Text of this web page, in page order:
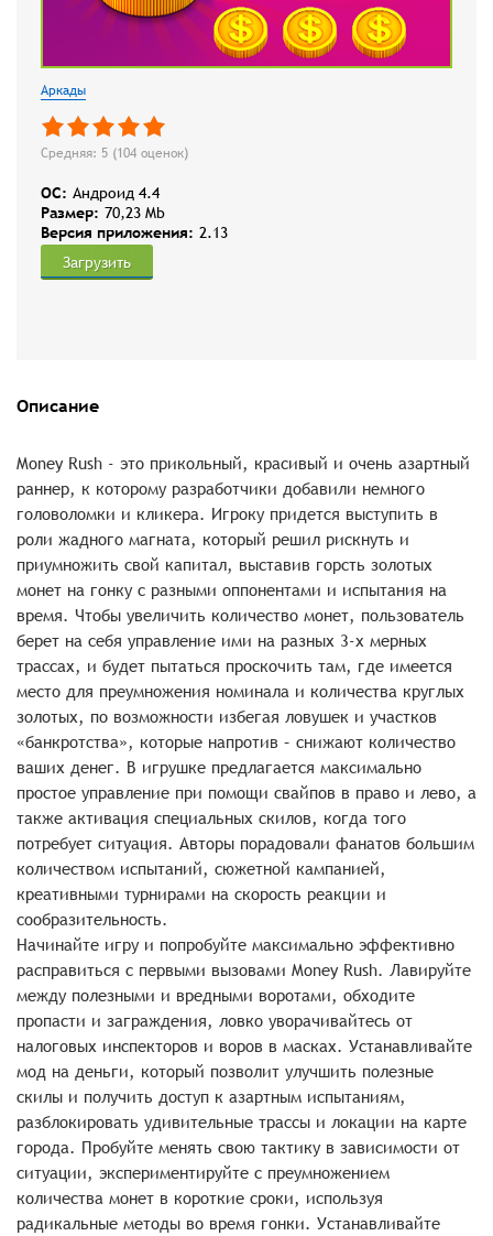
Аркады
Средняя: 5 (104 оценок)
OC: Андроид 4.4
Размер: 70,23 Mb
Версия приложения: 2.13
Загрузить
Описание
Money Rush - это прикольный, красивый и очень азартный
раннер, к которому разработчики добавили немного
головоломки и кликера. Игроку придется выступить в
роли жадного магната, который решил рискнуть и
приумножить свой капитал, выставив горсть золотых
монет на гонку с разными оппонентами и испытания на
время. Чтобы увеличить количество монет, пользователь
берет на себя управление ими на разных 3-х мерных
трассах, и будет пытаться проскочить там, где имеется
место для преумножения номинала и количества круглых
золотых, по возможности избегая ловушек и участков
«банкротства», которые напротив – снижают количество
ваших денег. В игрушке предлагается максимально
простое управление при помощи свайпов в право и лево, а
также активация специальных скилов, когда того
потребует ситуация. Авторы порадовали фанатов большим
количеством испытаний, сюжетной кампанией,
креативными турнирами на скорость реакции и
сообразительность.
Начинайте игру и попробуйте максимально эффективно
расправиться с первыми вызовами Money Rush. Лавируйте
между полезными и вредными воротами, обходите
пропасти и заграждения, ловко уворачивайтесь от
налоговых инспекторов и воров в масках. Устанавливайте
мод на деньги, который позволит улучшить полезные
скилы и получить доступ к азартным испытаниям,
разблокировать удивительные трассы и локации на карте
города. Пробуйте менять свою тактику в зависимости от
ситуации, экспериментируйте с преумножением
количества монет в короткие сроки, используя
радикальные методы во время гонки. Устанавливайте